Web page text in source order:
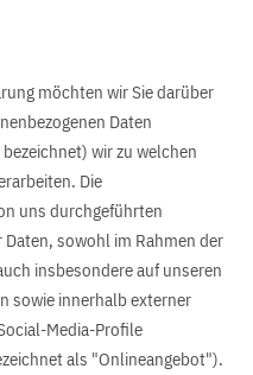
möchten wir Sie darüber
Daten
wir zu welchen
Die
uns durchgeführten
sowohl im Rahmen der
insbesondere auf unseren
sowie innerhalb externer
Media-Profile
als "Onlineangebot").